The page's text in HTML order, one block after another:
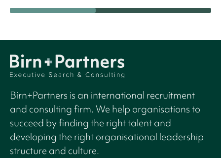
Birn+Partners is an international recruitment
and consulting firm. We help organisations to
succeed by finding the right talent and
developing the right organisational leadership
structure and culture.